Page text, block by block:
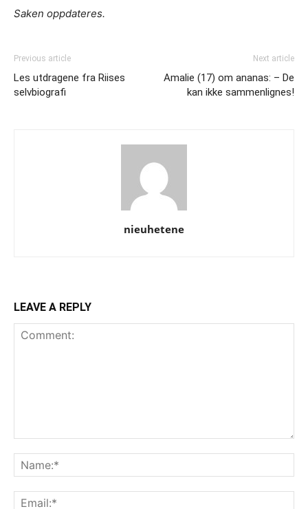
Saken oppdateres.
Previous article
Les utdragene fra Riises
selvbiografi
Next article
Amalie (17) om ananas: – De
kan ikke sammenlignes!
nieuhetene
LEAVE A REPLY